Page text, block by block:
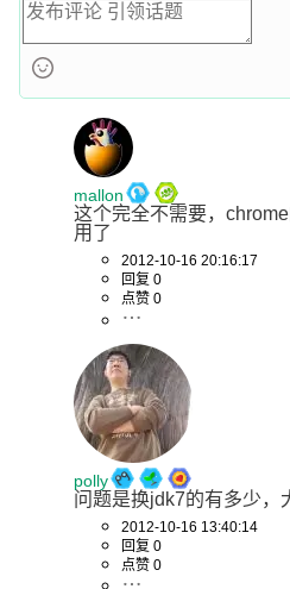
mallon
这个完全不需要，
用了
2012-10-16 20:16:17
回复 0
点赞 0
polly
问题是换jdk7的有多少，
2012-10-16 13:40:14
回复 0
点赞 0